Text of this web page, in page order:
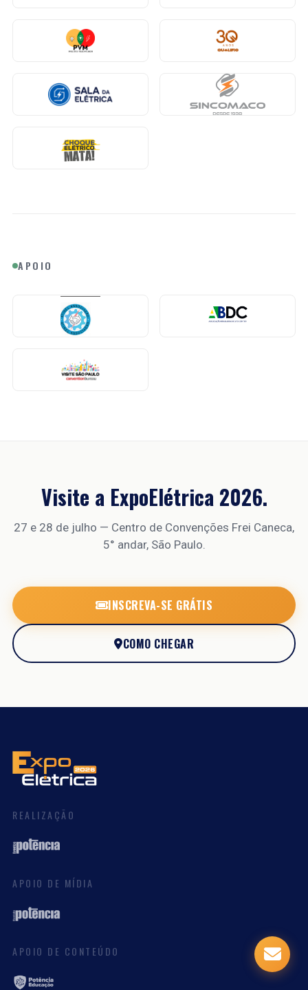
APOIO
Visite a ExpoElétrica 2026.
27 e 28 de julho — Centro de Convenções Frei Caneca,
5° andar, São Paulo.
INSCREVA-SE GRÁTIS
COMO CHEGAR
REALIZAÇÃO
APOIO DE MÍDIA
APOIO DE CONTEÚDO